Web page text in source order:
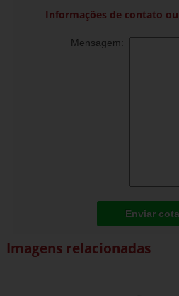
Informações de contato
Mensagem:
Enviar
Imagens relacionadas